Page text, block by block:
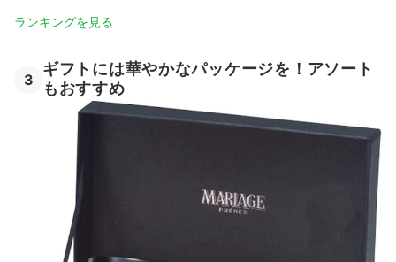
ランキングを見る
3
ギフトには華やかなパッケージを！アソート
もおすすめ